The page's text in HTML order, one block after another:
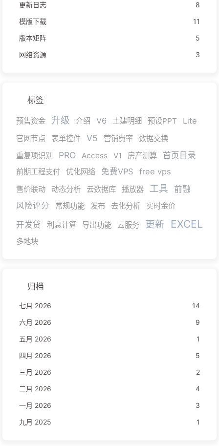
更新日志
8
模版下载
11
版本矩阵
5
网络资源
3
标签
预售资金 升级 介绍 V6 土建明细 预设PPT Lite
官网节点 表单控件 V5 营销费率
数据交换
重复项识别
PRO Access V1 房产测算 首页目录
前期工程支付 优化网络 免费VPS free vps
售价联动 动态分析 云数据库 播放器 工具
前融
风险评分
常规功能 发布 去化分析 实时金价
开发贷 利息计算 导出功能 云服务 更新 EXCEL
多地块
归档
七月 2026
14
六月 2026
9
五月 2026
1
四月 2026
5
三月 2026
2
二月 2026
4
一月 2026
3
九月 2025
1